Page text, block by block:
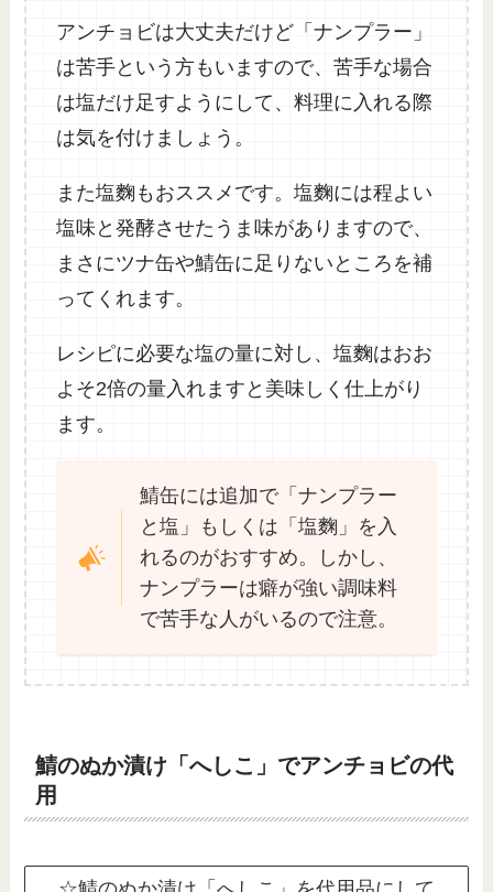
アンチョビは大丈夫だけど「ナンプラー」
は苦手という方もいますので、苦手な場合
は塩だけ足すようにして、料理に入れる際
は気を付けましょう。
また塩麴もおススメです。塩麴には程よい
塩味と発酵させたうま味がありますので、
まさにツナ缶や鯖缶に足りないところを補
ってくれます。
レシピに必要な塩の量に対し、塩麴はおお
よそ2倍の量入れますと美味しく仕上がり
ます。
鯖缶には追加で「ナンプラー
と塩」もしくは「塩麴」を入
れるのがおすすめ。しかし、
ナンプラーは癖が強い調味料
で苦手な人がいるので注意。
鯖のぬか漬け「へしこ」でアンチョビの代
用